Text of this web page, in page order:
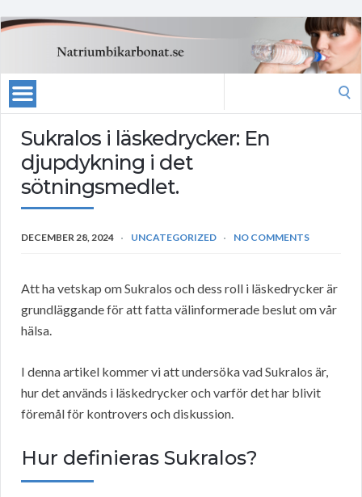
Sukralos i läskedrycker: En
djupdykning i det
sötningsmedlet.
DECEMBER 28, 2024 UNCATEGORIZED NO COMMENTS
Att ha vetskap om Sukralos och dess roll i läskedrycker är
grundläggande för att fatta välinformerade beslut om vår
hälsa.
I denna artikel kommer vi att undersöka vad Sukralos är,
hur det används i läskedrycker och varför det har blivit
föremål för kontrovers och diskussion.
Hur definieras Sukralos?